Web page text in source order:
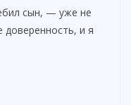
сын, — уже не
доверенность, и я